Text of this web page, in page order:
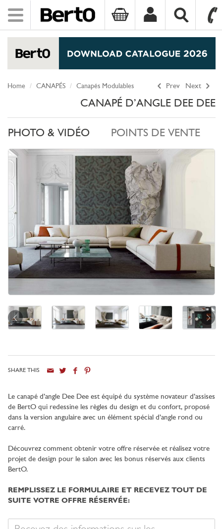
Toggle
navigation
Prev Next
Home CANAPÉS Canapés Modulables
CANAPÉ D’ANGLE DEE DEE
PHOTO & VIDÉO POINTS DE VENTE
SHARE THIS
Le canapé d’angle Dee Dee est équipé du système novateur d’assises
de BertO qui redessine les règles du design et du confort, proposé
dans la version angulaire avec un élément spécial d’angle rond ou
carré.
Découvrez comment obtenir votre offre réservée et réalisez votre
projet de design pour le salon avec les bonus réservés aux clients
BertO.
REMPLISSEZ LE FORMULAIRE ET RECEVEZ TOUT DE
SUITE VOTRE OFFRE RÉSERVÉE: